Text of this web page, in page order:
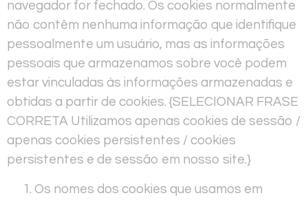
navegador for fechado. Os cookies normalmente
não contêm nenhuma informação que identifique
pessoalmente um usuário, mas as informações
pessoais que armazenamos sobre você podem
estar vinculadas às informações armazenadas e
obtidas a partir de cookies. {SELECIONAR FRASE
CORRETA Utilizamos apenas cookies de sessão /
apenas cookies persistentes / cookies
persistentes e de sessão em nosso site.}
Os nomes dos cookies que usamos em